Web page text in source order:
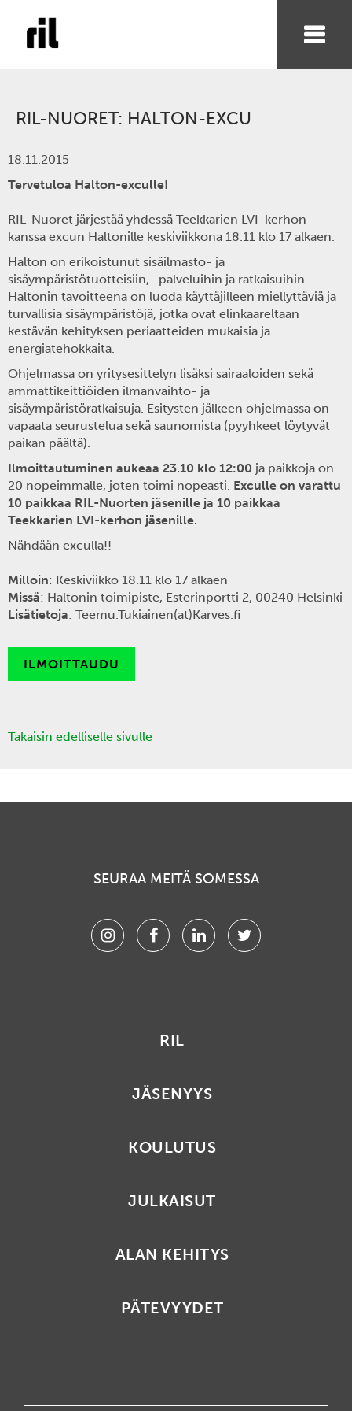
RIL-NUORET: HALTON-EXCU
18.11.2015
Tervetuloa Halton-exculle!
RIL-Nuoret järjestää yhdessä Teekkarien LVI-kerhon
kanssa excun Haltonille keskiviikkona 18.11 klo 17 alkaen.
Halton on erikoistunut sisäilmasto- ja
sisäympäristötuotteisiin, -palveluihin ja ratkaisuihin.
Haltonin tavoitteena on luoda käyttäjilleen miellyttäviä ja
turvallisia sisäympäristöjä, jotka ovat elinkaareltaan
kestävän kehityksen periaatteiden mukaisia ja
energiatehokkaita.
Ohjelmassa on yritysesittelyn lisäksi sairaaloiden sekä
ammattikeittiöiden ilmanvaihto- ja
sisäympäristöratkaisuja. Esitysten jälkeen ohjelmassa on
vapaata seurustelua sekä saunomista (pyyhkeet löytyvät
paikan päältä).
Ilmoittautuminen aukeaa 23.10 klo 12:00 ja paikkoja on
20 nopeimmalle, joten toimi nopeasti. Exculle on varattu
10 paikkaa RIL-Nuorten jäsenille ja 10 paikkaa
Teekkarien LVI-kerhon jäsenille.
Nähdään exculla!!
Milloin: Keskiviikko 18.11 klo 17 alkaen
Missä: Haltonin toimipiste, Esterinportti 2, 00240 Helsinki
Lisätietoja: Teemu.Tukiainen(at)Karves.fi
ILMOITTAUDU
Takaisin edelliselle sivulle
SEURAA MEITÄ SOMESSA
InstagramFacebookLinkedinTwitter
RIL
JÄSENYYS
KOULUTUS
JULKAISUT
ALAN KEHITYS
PÄTEVYYDET